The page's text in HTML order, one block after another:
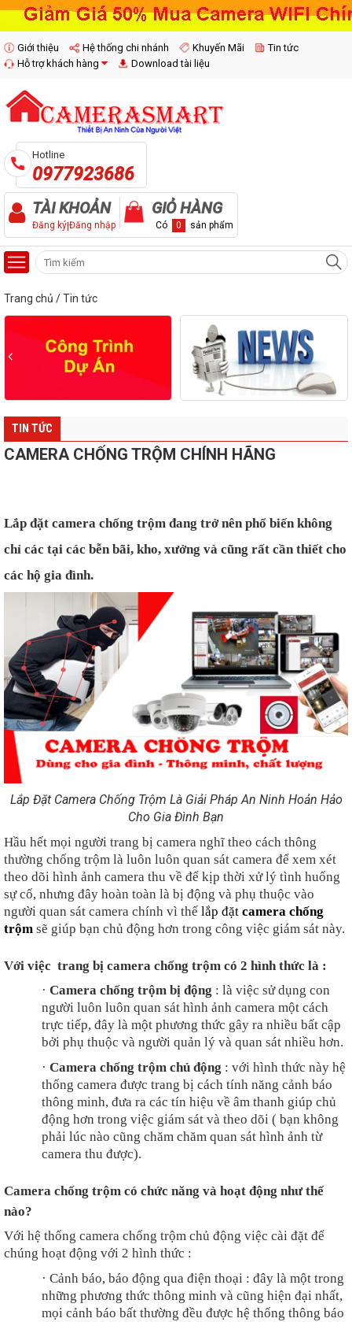
Giới thiệu Hệ thống chi nhánh Khuyến Mãi
Tin tức
Hỗ trợ khách hàng
Download tài liệu
Hotline
0977923686
TÀI KHOẢN
Đăng ký|Đăng nhập
GIỎ HÀNG
Có 0 sản phẩm
Trang chủ /Tin tức
TIN TỨC
CAMERA CHỐNG TRỘM CHÍNH HÃNG
Lắp đặt camera chống trộm đang trở nên phổ biến không
chỉ các tại các bễn bãi, kho, xưởng và cũng rất cần thiết cho
các hộ gia đình.
Lắp Đặt Camera Chống Trộm Là Giải Pháp An Ninh Hoản Hảo
Cho Gia Đình Bạn
Hầu hết mọi người trang bị camera nghĩ theo cách thông
thường chống trộm là luôn luôn quan sát camera để xem xét
theo dõi hình ảnh camera thu về để kịp thời xử lý tình huống
sự cố, nhưng đây hoàn toàn là bị động và phụ thuộc vào
người quan sát camera chính vì thế lắp đặt camera chống
trộm sẽ giúp bạn chủ động hơn trong công việc giám sát này.
Với việc trang bị camera chống trộm có 2 hình thức là :
· Camera chống trộm bị động : là việc sử dụng con
người luôn luôn quan sát hình ảnh camera một cách
trực tiếp, đây là một phương thức gây ra nhiều bất cập
bởi phụ thuộc và người quản lý và quan sát nhiều hơn.
· Camera chống trộm chủ động : với hình thức này hệ
thống camera được trang bị cách tính năng cảnh báo
thông minh, đưa ra các tín hiệu về âm thanh giúp chủ
động hơn trong việc giám sát và theo dõi ( bạn không
phải lúc nào cũng chăm chăm quan sát hình ảnh từ
camera thu được).
Camera chống trộm có chức năng và hoạt động như thế
nào?
Với hệ thống camera chống trộm chủ động việc cài đặt để
chúng hoạt động với 2 hình thức :
· Cảnh báo, báo động qua điện thoại : đây là một trong
những phương thức thông minh và cũng hiện đại nhất,
mọi cảnh báo bất thường đều được hệ thống thông báo